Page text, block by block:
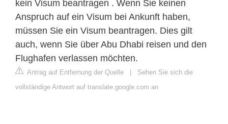
kein Visum beantragen . Wenn Sie keinen
Anspruch auf ein Visum bei Ankunft haben,
müssen Sie ein Visum beantragen. Dies gilt
auch, wenn Sie über Abu Dhabi reisen und den
Flughafen verlassen möchten.
Antrag auf Entfernung der Quelle
Sehen Sie sich die
vollständige Antwort auf translate.google.com an